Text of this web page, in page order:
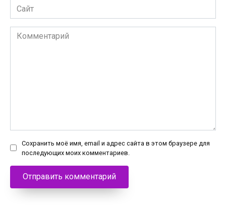
Сайт
Комментарий
Сохранить моё имя, email и адрес сайта в этом браузере для
последующих моих комментариев.